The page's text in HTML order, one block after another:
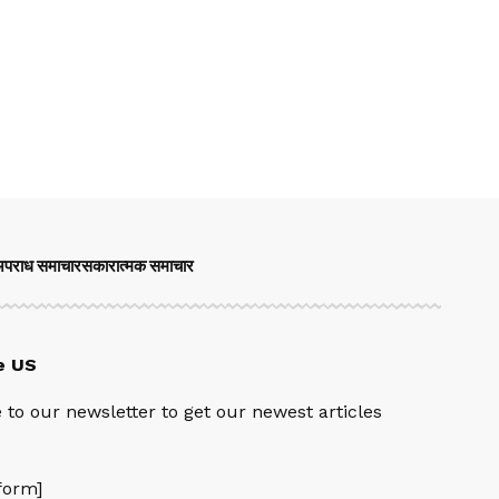
समाचारसकारात्मक समाचार
US
to our newsletter to get our newest articles